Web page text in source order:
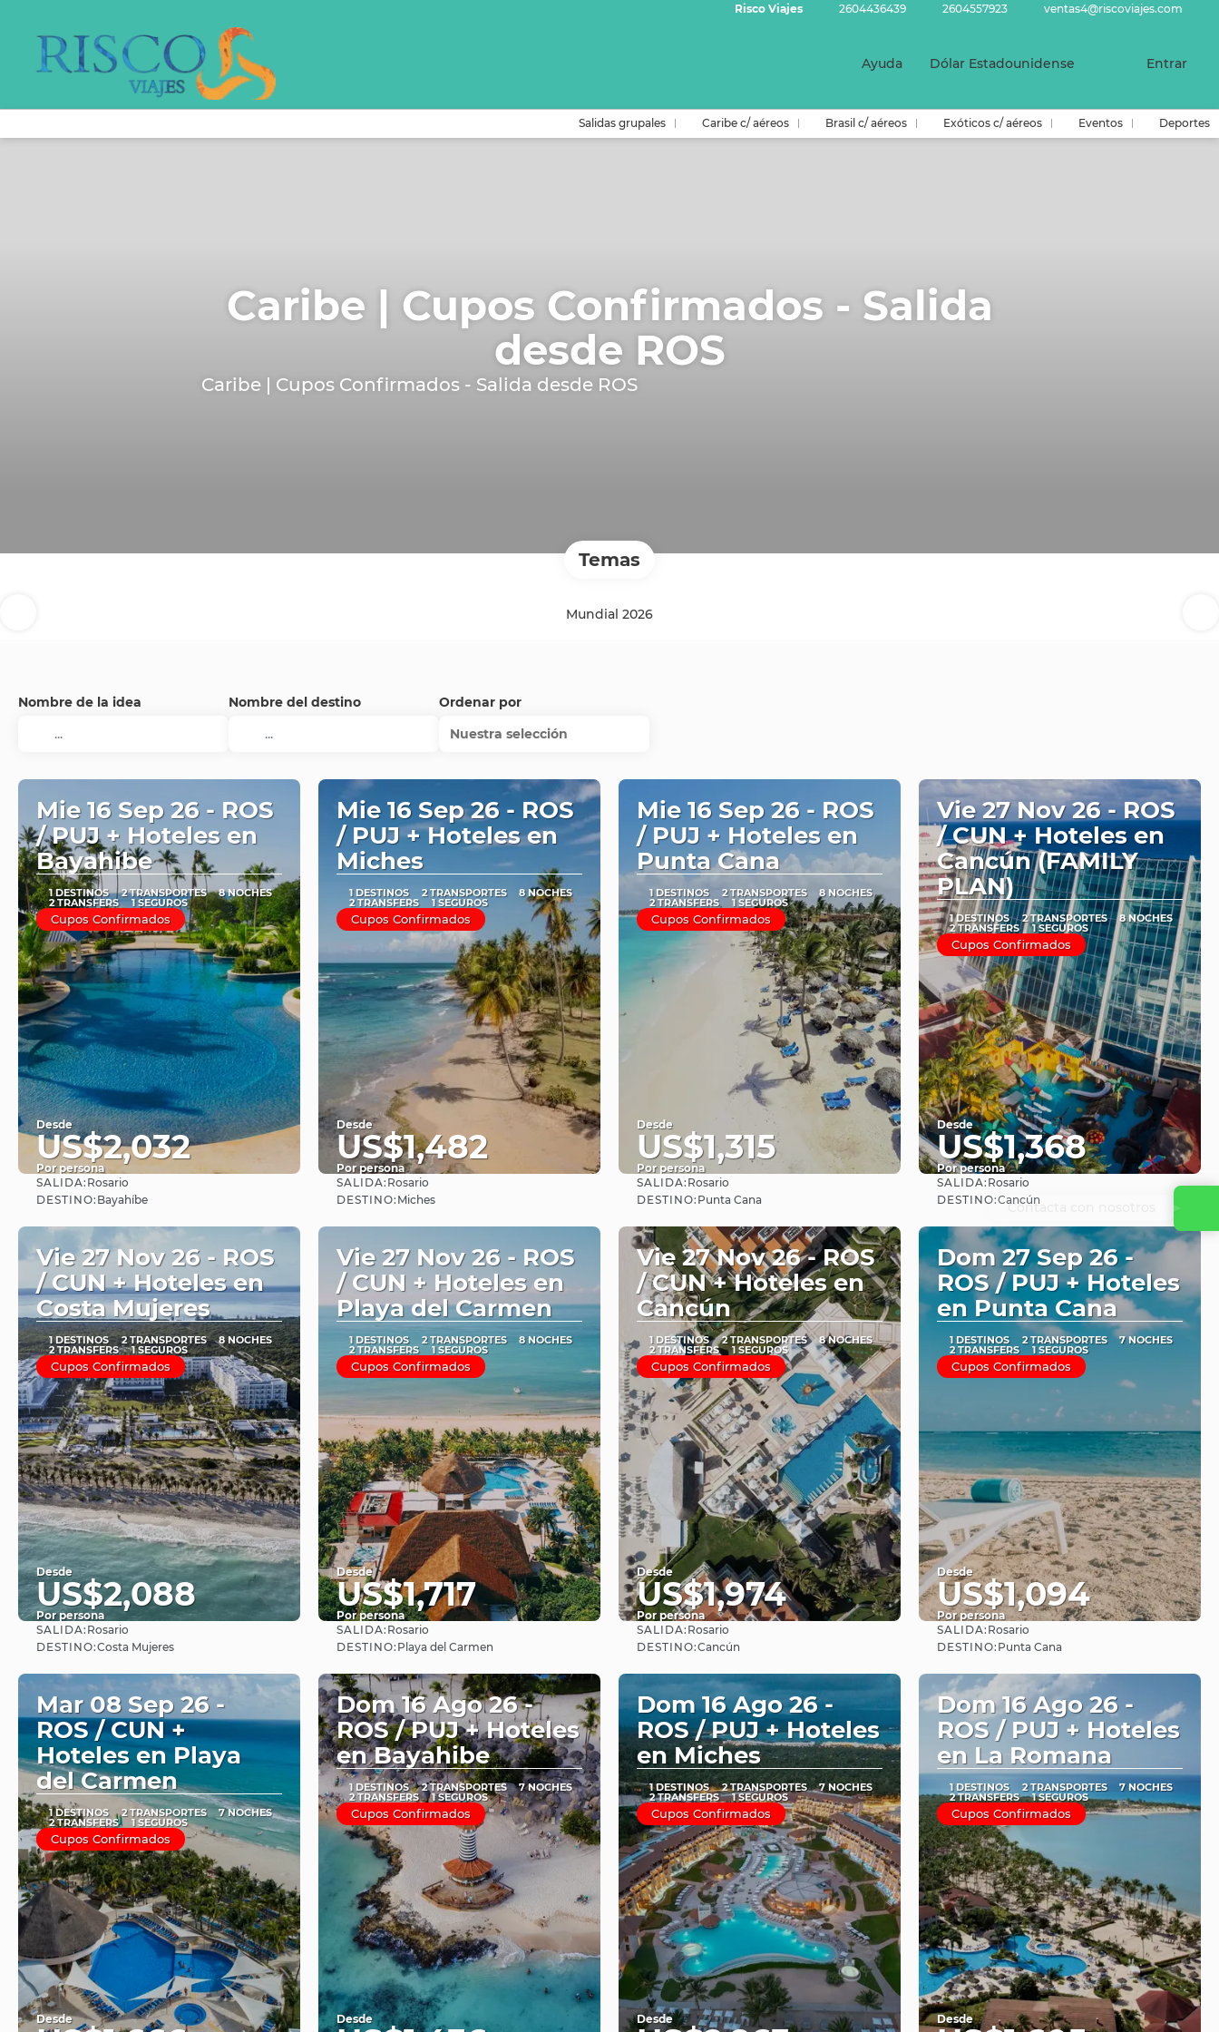
Risco Viajes 2604436439 2604557923 ventas4@riscoviajes.com
Ayuda Dólar Estadounidense Entrar
Salidas grupales Caribe c/ aéreos Brasil c/ aéreos Exóticos c/ aéreos Eventos Deportes
Caribe | Cupos Confirmados - Salida
desde ROS
Caribe | Cupos Confirmados - Salida desde ROS
Temas
Mundial 2026
Nombre de la idea Nombre del destino
Ordenar por
Nuestra selección
Mie 16 Sep 26 - ROS
/ PUJ + Hoteles en
Bayahibe
1 DESTINOS 2 TRANSPORTES 8 NOCHES
2 TRANSFERS 1 SEGUROS
Cupos Confirmados
Desde
US$2,032
Por persona
SALIDA: Rosario
DESTINO: Bayahíbe
Mie 16 Sep 26 - ROS
/ PUJ + Hoteles en
Miches
1 DESTINOS 2 TRANSPORTES 8 NOCHES
2 TRANSFERS 1 SEGUROS
Cupos Confirmados
Desde
US$1,482
Por persona
SALIDA: Rosario
DESTINO: Miches
Mie 16 Sep 26 - ROS
/ PUJ + Hoteles en
Punta Cana
1 DESTINOS 2 TRANSPORTES 8 NOCHES
2 TRANSFERS 1 SEGUROS
Cupos Confirmados
Desde
US$1,315
Por persona
SALIDA: Rosario
DESTINO: Punta Cana
Vie 27 Nov 26 - ROS
/ CUN + Hoteles en
Cancún (FAMILY
PLAN)
1 DESTINOS 2 TRANSPORTES 8 NOCHES
2 TRANSFERS 1 SEGUROS
Cupos Confirmados
Desde
US$1,368
Por persona
SALIDA: Rosario
DESTINO:Cancún
Vie 27 Nov 26 - ROS
/ CUN + Hoteles en
Costa Mujeres
1 DESTINOS 2 TRANSPORTES 8 NOCHES
2 TRANSFERS 1 SEGUROS
Cupos Confirmados
Desde
US$2,088
Por persona
Ver
SALIDA: Rosario
DESTINO:Costa Mujeres
Vie 27 Nov 26 - ROS
/ CUN + Hoteles en
Playa del Carmen
1 DESTINOS 2 TRANSPORTES 8 NOCHES
2 TRANSFERS 1 SEGUROS
Cupos Confirmados
Desde
US$1,717
Por persona
Ver
SALIDA: Rosario
DESTINO: Playa del Carmen
Vie 27 Nov 26 - ROS
/ CUN + Hoteles en
Cancún
1 DESTINOS 2 TRANSPORTES 8 NOCHES
2 TRANSFERS 1 SEGUROS
Cupos Confirmados
Desde
US$1,974
Por persona
SALIDA: Rosario
DESTINO:Cancún
Dom 27 Sep 26 -
ROS / PUJ + Hoteles
en Punta Cana
1 DESTINOS 2 TRANSPORTES 7 NOCHES
2 TRANSFERS 1 SEGUROS
Cupos Confirmados
Desde
US$1,094
Por persona
SALIDA: Rosario
DESTINO: Punta Cana
Mar 08 Sep 26 -
ROS / CUN +
Hoteles en Playa
del Carmen
1 DESTINOS 2 TRANSPORTES 7 NOCHES
2 TRANSFERS 1 SEGUROS
Cupos Confirmados
Desde
Dom 16 Ago 26 -
ROS / PUJ + Hoteles
en Bayahibe
1 DESTINOS 2 TRANSPORTES 7 NOCHES
2 TRANSFERS 1 SEGUROS
Cupos Confirmados
Desde
Dom 16 Ago 26 -
ROS / PUJ + Hoteles
en Miches
1 DESTINOS 2 TRANSPORTES 7 NOCHES
2 TRANSFERS 1 SEGUROS
Cupos Confirmados
Desde
Dom 16 Ago 26 -
ROS / PUJ + Hoteles
en La Romana
1 DESTINOS 2 TRANSPORTES 7 NOCHES
2 TRANSFERS 1 SEGUROS
Cupos Confirmados
Desde
Contacta con nosotros